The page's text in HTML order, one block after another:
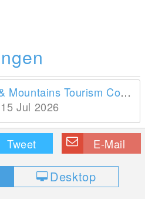
Maine’s Lakes & Mountains Tourism Council
Jul 2026
Tweet E-Mail
Desktop